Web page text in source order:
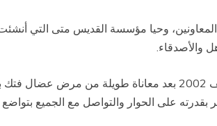
وحيا مؤسسة القديس متى التي
والأصدقاء.
سلط البابا الضوء على شهادة الإيمان المشرقة التي خلفها ذلك الراعي البطل الذي دعاه الرب الإله إلى ملكوته في خريف 2002 بعد
بقدرته على الحوار والتواصل مع الجميع